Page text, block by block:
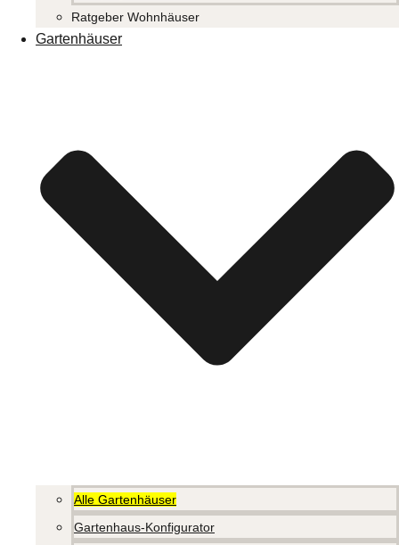
Ratgeber Wohnhäuser
Gartenhäuser
Alle Gartenhäuser
Gartenhaus-Konfigurator